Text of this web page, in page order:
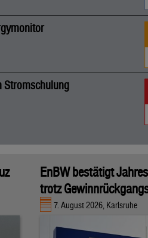
Stromschulung
EnBW bestätigt
trotz
7. August 2026, Karlsruhe